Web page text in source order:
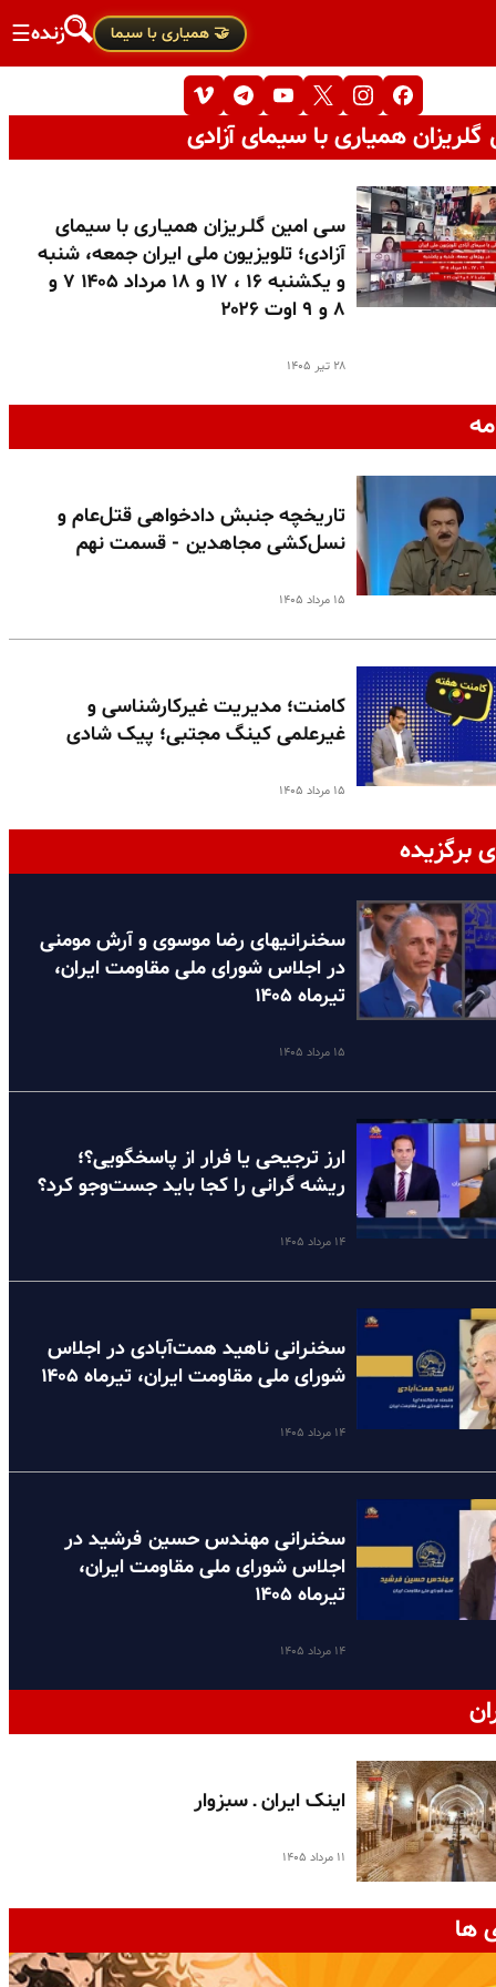
🤝 همیاری با سیما زنده☰
همیاری با سیمای آزادی
سـی امین گلـریزان همیـاری با سیمای
آزادی؛ تلویزیون ملی ایران جمعه، شنبه
و یکشنبه ۱۶ ، ۱۷ و ۱۸ مرداد ۱۴۰۵ ۷ و
۸ و ۹ اوت ۲۰۲۶
۲۸ تیر ۱۴۰۵
تاریخچه جنبش دادخواهی قتل‌عام و
نسل‌کشی مجاهدین - قسمت نهم
۱۵ مرداد ۱۴۰۵
کامنت؛ مدیریت غیرکارشناسی و
غیرعلمی کینگ مجتبی؛ پیک شادی
۱۵ مرداد ۱۴۰۵
برگزیده
سخنرانیهای رضا موسوی و آرش مومنی
در اجلاس شورای ملی مقاومت ایران،
تیرماه ۱۴۰۵
۱۵ مرداد ۱۴۰۵
ارز ترجیحی یا فرار از پاسخگویی؟؛
ریشه گرانی را کجا باید جست‌وجو کرد؟
۱۴ مرداد ۱۴۰۵
سخنرانی ناهید همت‌آبادی در اجلاس
شورای ملی مقاومت ایران، تیرماه ۱۴۰۵
۱۴ مرداد ۱۴۰۵
سخنرانی مهندس حسین فرشید در
اجلاس شورای ملی مقاومت ایران،
تیرماه ۱۴۰۵
۱۴ مرداد ۱۴۰۵
اینک ایران ـ سبزوار
۱۱ مرداد ۱۴۰۵
ها